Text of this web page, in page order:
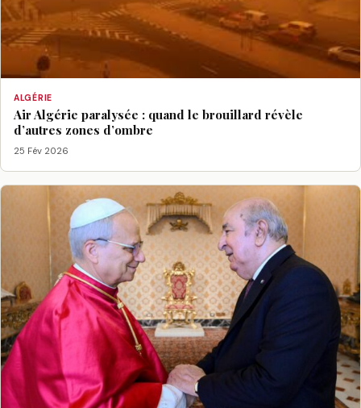
ALGÉRIE
Air Algérie paralysée : quand le brouillard révèle
d’autres zones d’ombre
25 Fév 2026